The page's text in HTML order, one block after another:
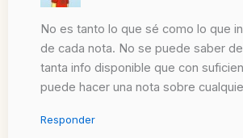
No es tanto lo que sé como lo que
de cada nota. No se puede saber
tanta info disponible que con
puede hacer una nota sobre
Responder